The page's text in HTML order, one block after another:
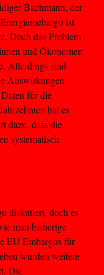
Bachmann, der
ist,
Doch das Problem
und Ökonomen
Allerdings sind
Auswirkungen
für die
hat es
dazu, dass die
systematisch
diskutiert, doch es
man bisherige
EU Embargos für
wurden weitere
Die